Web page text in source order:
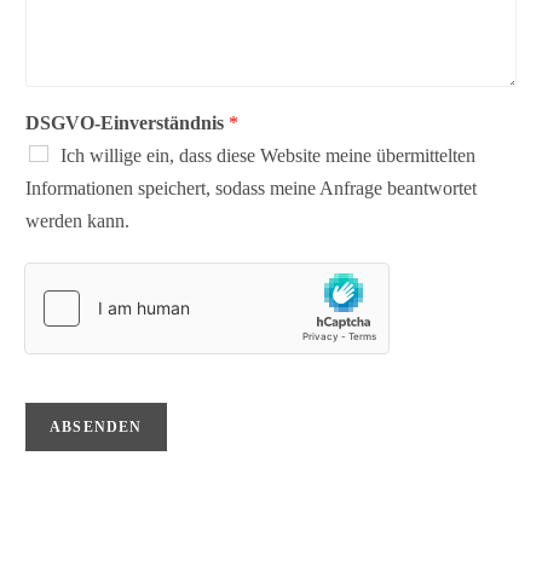
DSGVO-Einverständnis *
Ich willige ein, dass diese Website meine übermittelten
Informationen speichert, sodass meine Anfrage beantwortet
werden kann.
ABSENDEN